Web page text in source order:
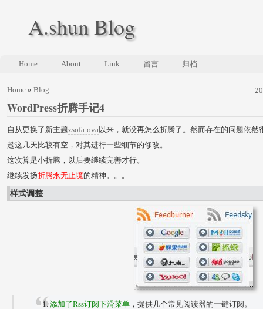
A.shun Blog
Home About Link 留言 归档
Home » Blog
WordPress折腾手记4
自从更换了新主题zsofa-ova以来，就没再怎么折腾了。然而存在的问题依然
趁这几天比较有空，对其进行一些细节的修改。
这次算是小折腾，以后要继续完善才行。
继续发扬折腾永无止境的精神。。。
样式调整
添加了Rss订阅下滑菜单 ，提供几个常见阅读器的一键订阅。